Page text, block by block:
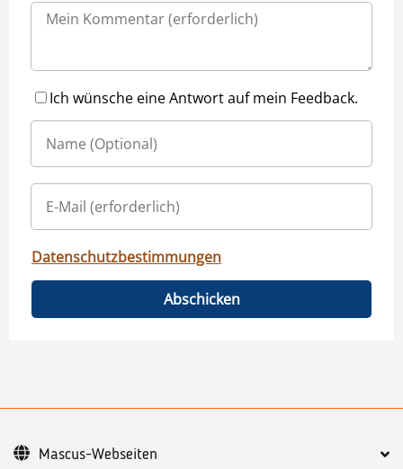
Ich wünsche eine Antwort auf mein Feedback.
Datenschutzbestimmungen
Abschicken
Mascus-Webseiten